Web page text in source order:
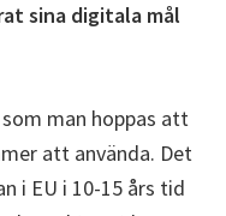
sina digitala mål
som man hoppas att
att använda. Det
i EU i 10-15 års tid